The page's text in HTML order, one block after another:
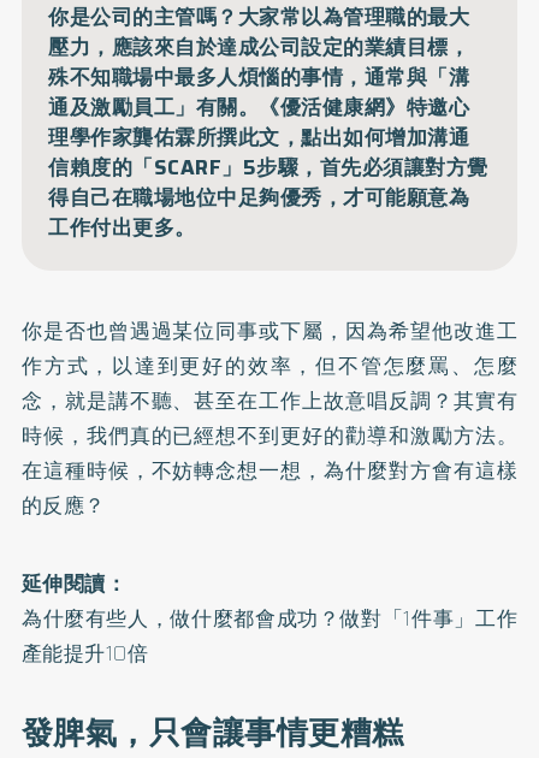
你是公司的主管嗎？大家常以為管理職的最大
壓力，應該來自於達成公司設定的業績目標，
殊不知職場中最多人煩惱的事情，通常與「溝
通及激勵員工」有關。《優活健康網》特邀心
理學作家龔佑霖所撰此文，點出如何增加溝通
信賴度的「SCARF」5步驟，首先必須讓對方覺
得自己在職場地位中足夠優秀，才可能願意為
工作付出更多。
你是否也曾遇過某位同事或下屬，因為希望他改進工
作方式，以達到更好的效率，但不管怎麼罵、怎麼
念，就是講不聽、甚至在工作上故意唱反調？其實有
時候，我們真的已經想不到更好的勸導和激勵方法。
在這種時候，不妨轉念想一想，為什麼對方會有這樣
的反應？
延伸閱讀：
為什麼有些人，做什麼都會成功？做對「1件事」工作
產能提升10倍
發脾氣，只會讓事情更糟糕